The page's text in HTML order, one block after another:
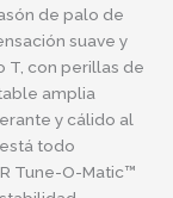
de palo de
suave y
T, con perillas de
amplia
y cálido al
todo
Tune-O-Matic™